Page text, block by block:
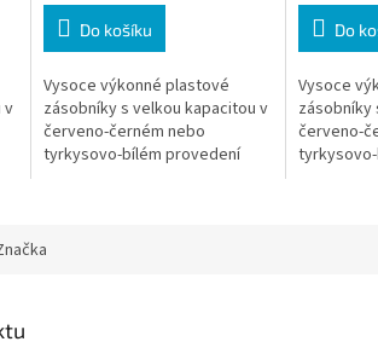
v
Do košíku
Vysoce výkonné plastové
zásobníky s velkou kapacitou v
červeno-černém nebo
tyrkysovo-bílém provedení
Do
Vysoce
zásobníky
červeno-